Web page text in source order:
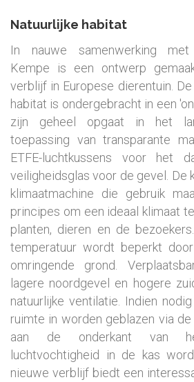
Natuurlijke habitat
In nauwe samenwerking
Kempe is een ontwerp
verblijf in Europese dierentuin.
habitat is ondergebracht in een
zijn geheel opgaat in het
toepassing van transparante
ETFE-luchtkussens voor het
veiligheidsglas voor de gevel. De
klimaatmachine die gebruik
principes om een ideaal klimaat
planten, dieren en de
temperatuur wordt beperkt
omringende grond.
lagere noordgevel en hogere
natuurlijke ventilatie. Indien
ruimte in worden geblazen via
aan de onderkant van
luchtvochtigheid in de kas
nieuwe verblijf biedt een